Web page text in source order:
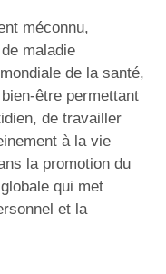
méconnu,
maladie
de la santé,
être permettant
de travailler
à la vie
la promotion du
qui met
et la